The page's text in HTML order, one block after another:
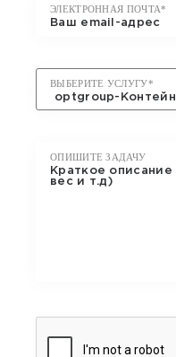
ЭЛЕКТРОННАЯ ПОЧТА*
ВЫБЕРИТЕ УСЛУГУ*
ОПИШИТЕ ЗАДАЧУ